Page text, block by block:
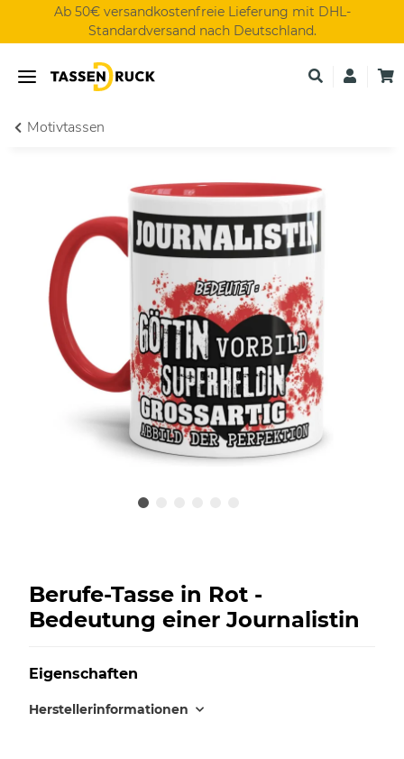
Ab 50€ versandkostenfreie Lieferung mit DHL-
Standardversand nach Deutschland.
Motivtassen
Berufe-Tasse in Rot -
Bedeutung einer Journalistin
Eigenschaften
Herstellerinformationen